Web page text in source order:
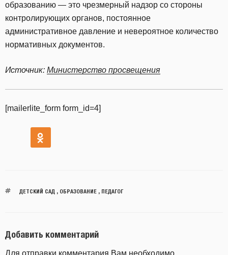
образованию — это чрезмерный надзор со стороны
контролирующих органов, постоянное
административное давление и невероятное количество
нормативных документов.
Источник: Министерство просвещения
[mailerlite_form form_id=4]
ДЕТСКИЙ САД , ОБРАЗОВАНИЕ, ПЕДАГОГ
Добавить комментарий
Для отправки комментария Вам необходимо